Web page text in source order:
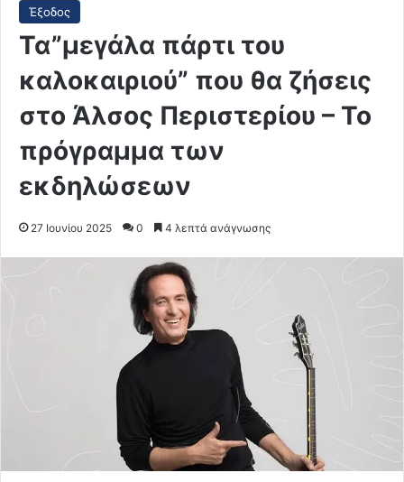
Έξοδος
Τα”μεγάλα πάρτι του
καλοκαιριού” που θα ζήσεις
στο Άλσος Περιστερίου – Το
πρόγραμμα των
εκδηλώσεων
27 Ιουνίου 2025 0 4 λεπτά ανάγνωσης